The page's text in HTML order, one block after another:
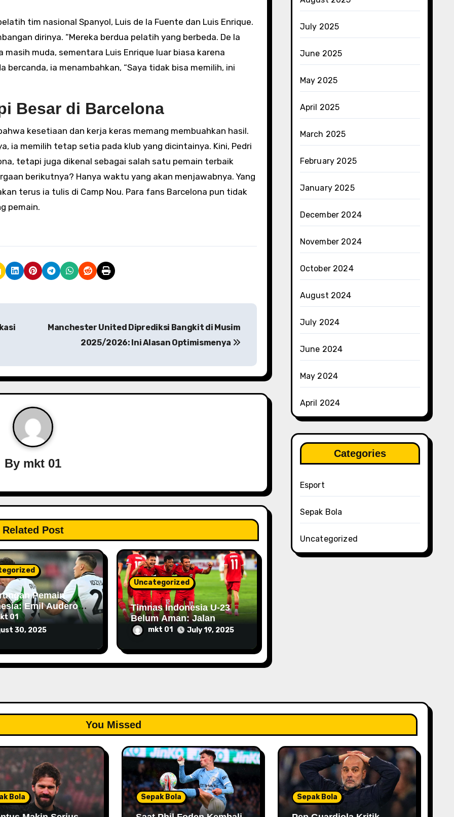
tim nasional Spanyol, Luis de la Fuente dan Luis Enrique.
dirinya. “Mereka berdua pelatih yang berbeda. De la
muda, sementara Luis Enrique luar biasa karena
bercanda, ia menambahkan, “Saya tidak bisa memilih, ini
Besar di Barcelona
kesetiaan dan kerja keras memang membuahkan hasil.
ia memilih tetap setia pada klub yang dicintainya. Kini, Pedri
tetapi juga dikenal sebagai salah satu pemain terbaik
berikutnya? Hanya waktu yang akan menjawabnya. Yang
terus ia tulis di Camp Nou. Para fans Barcelona pun tidak
pemain.
Manchester United Diprediksi Bangkit di Musim
2025/2026: Ini Alasan Optimismenya
By mkt 01
Related Post
Pemain
Emil Audero
Jay Idzes,
Berada di
01
30, 2025
Uncategorized
Timnas Indonesia U-23
Belum Aman: Jalan
Menuju Semifinal Masih
Terjal
mkt 01 July 19, 2025
July 2025
June 2025
May 2025
April 2025
March 2025
February 2025
January 2025
December 2024
November 2024
October 2024
August 2024
July 2024
June 2024
May 2024
April 2024
Categories
Esport
Sepak Bola
Uncategorized
You Missed
Bola Sepak Bola Sepak Bola